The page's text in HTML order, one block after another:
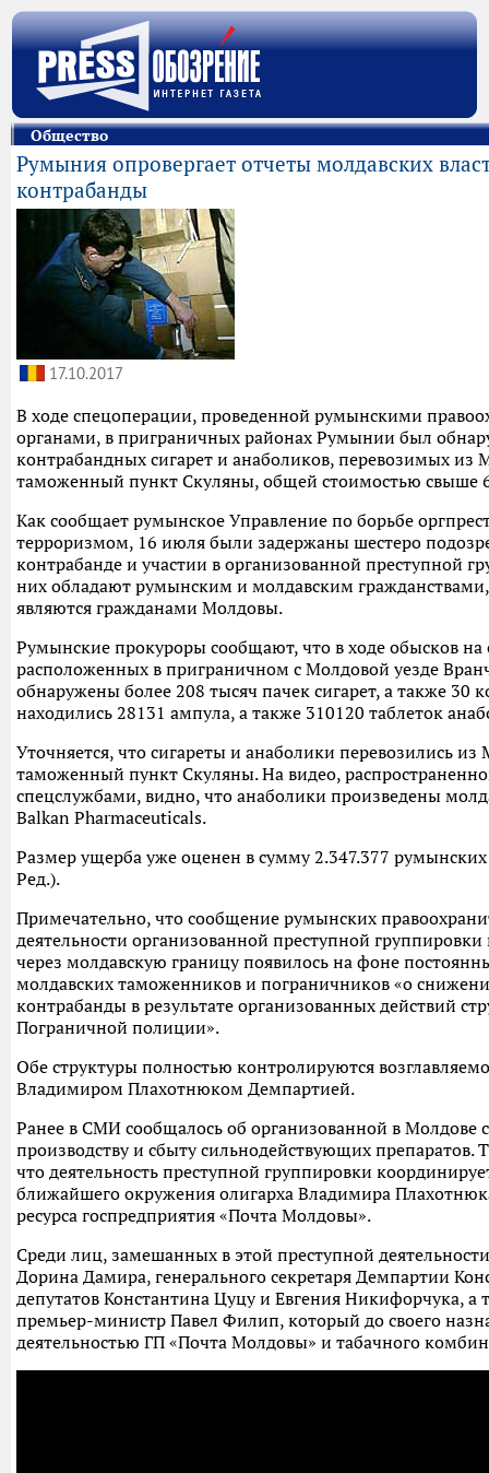
Общество
Румыния опровергает отчеты молдавских
контрабанды
17.10.2017
В ходе спецоперации, проведенной румынскими
органами, в приграничных районах Румынии был
контрабандных сигарет и анаболиков, перевозимых из
таможенный пункт Скуляны, общей стоимостью свыше
Как сообщает румынское Управление по борьбе
терроризмом, 16 июля были задержаны шестеро
контрабанде и участии в организованной преступной
них обладают румынским и молдавским
являются гражданами Молдовы.
Румынские прокуроры сообщают, что в ходе обысков на
расположенных в приграничном с Молдовой уезде
обнаружены более 208 тысяч пачек сигарет, а также 30
находились 28131 ампула, а также 310120 таблеток
Уточняется, что сигареты и анаболики перевозились
таможенный пункт Скуляны. На видео,
спецслужбами, видно, что анаболики произведены
Balkan Pharmaceuticals.
Размер ущерба уже оценен в сумму 2.347.377 румынских
Ред.).
Примечательно, что сообщение румынских
деятельности организованной преступной
через молдавскую границу появилось на фоне
молдавских таможенников и пограничников «о
контрабанды в результате организованных действий
Пограничной полиции».
Обе структуры полностью контролируются
Владимиром Плахотнюком Демпартией.
Ранее в СМИ сообщалось об организованной в Молдове
производству и сбыту сильнодействующих препаратов.
что деятельность преступной группировки
ближайшего окружения олигарха Владимира
ресурса госпредприятия «Почта Молдовы».
Среди лиц, замешанных в этой преступной
Дорина Дамира, генерального секретаря Демпартии
депутатов Константина Цуцу и Евгения Никифорчука,
премьер-министр Павел Филип, который до своего
деятельностью ГП «Почта Молдовы» и табачного